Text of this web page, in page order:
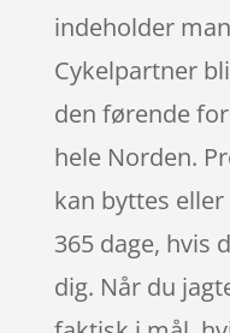
indeholder
Cykelpartner
den førende
hele Norden.
kan byttes
365 dage, hvis
dig. Når du